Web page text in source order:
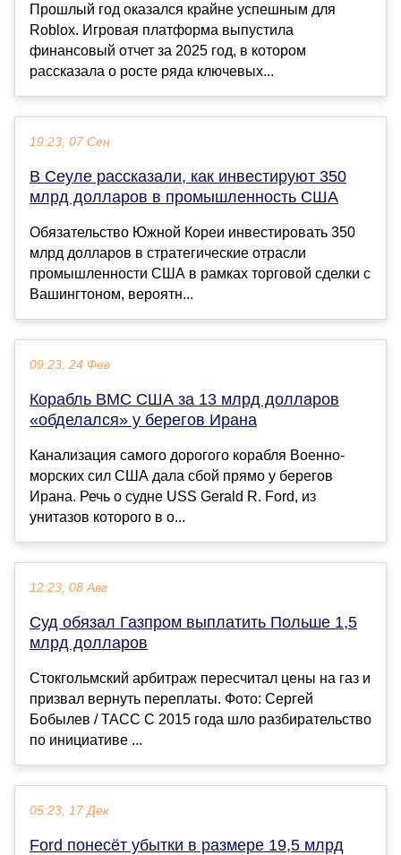
Прошлый год оказался крайне успешным для
Roblox. Игровая платформа выпустила
финансовый отчет за 2025 год, в котором
рассказала о росте ряда ключевых...
19:23, 07 Сен
В Сеуле рассказали, как инвестируют 350
млрд долларов в промышленность США
Обязательство Южной Кореи инвестировать 350
млрд долларов в стратегические отрасли
промышленности США в рамках торговой сделки с
Вашингтоном, вероятн...
09:23, 24 Фев
Корабль ВМС США за 13 млрд долларов
«обделался» у берегов Ирана
Канализация самого дорогого корабля Военно-
морских сил США дала сбой прямо у берегов
Ирана. Речь о судне USS Gerald R. Ford, из
унитазов которого в о...
12:23, 08 Авг
Суд обязал Газпром выплатить Польше 1,5
млрд долларов
Стокгольмский арбитраж пересчитал цены на газ и
призвал вернуть переплаты. Фото: Сергей
Бобылев / ТАСС С 2015 года шло разбирательство
по инициативе ...
05:23, 17 Дек
Ford понесёт убытки в размере 19,5 млрд